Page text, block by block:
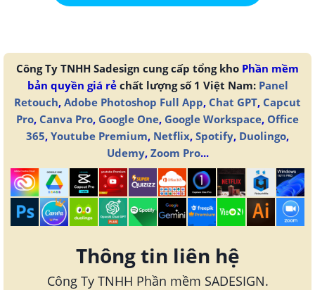
Công Ty TNHH Sadesign cung cấp tổng kho Phần mềm
bản quyền giá rẻchất lượng số 1 Việt Nam: Panel
Retouch, Adobe Photoshop Full App, Chat GPT, Capcut
Pro, Canva Pro, Google One, Google Workspace, Office
365, Youtube Premium, Netflix, Spotify, Duolingo,
Udemy, Zoom Pro...
Thông tin liên hệ
Công Ty TNHH Phần mềm SADESIGN.